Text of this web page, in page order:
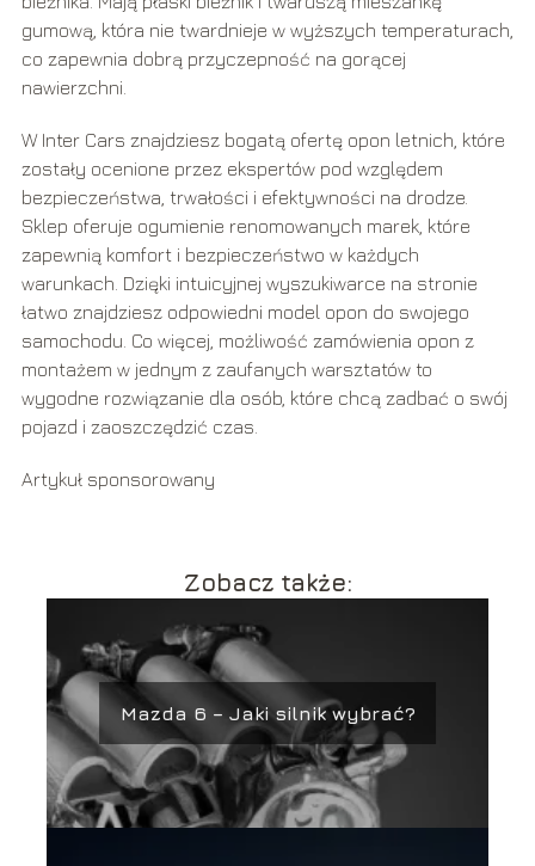
gumową, która nie twardnieje w wyższych temperaturach,
co zapewnia dobrą przyczepność na gorącej
nawierzchni.
W Inter Cars znajdziesz bogatą ofertę opon letnich, które
zostały ocenione przez ekspertów pod względem
bezpieczeństwa, trwałości i efektywności na drodze.
Sklep oferuje ogumienie renomowanych marek, które
zapewnią komfort i bezpieczeństwo w każdych
warunkach. Dzięki intuicyjnej wyszukiwarce na stronie
łatwo znajdziesz odpowiedni model opon do swojego
samochodu. Co więcej, możliwość zamówienia opon z
montażem w jednym z zaufanych warsztatów to
wygodne rozwiązanie dla osób, które chcą zadbać o swój
pojazd i zaoszczędzić czas.
Artykuł sponsorowany
Zobacz także:
Mazda 6 – Jaki silnik wybrać?